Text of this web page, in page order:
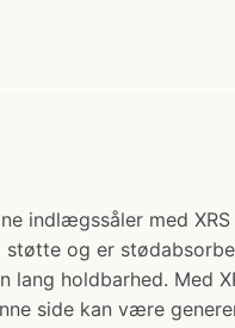
indlægssåler med
og er
lang holdbarhed. Med
side kan være